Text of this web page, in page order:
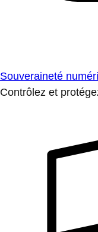
Souveraineté
Contrôlez et